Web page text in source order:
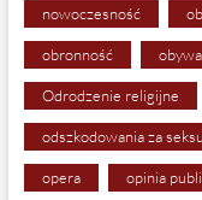
nowoczesność
obronność
Odrodzenie religijne
odszkodowania za
opera opinia